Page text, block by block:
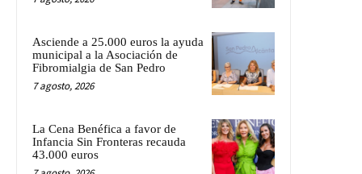
Asciende a 25.000 euros la ayuda
municipal a la Asociación de
Fibromialgia de San Pedro
7 agosto, 2026
La Cena Benéfica a favor de
Infancia Sin Fronteras recauda
43.000 euros